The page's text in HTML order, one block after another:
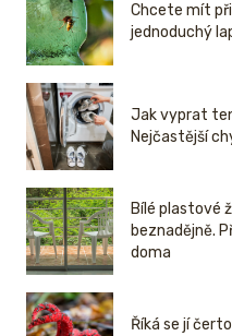
Chcete mít
jednoduchý
Jak vyprat
Nejčastější
Bílé plastové
beznadějně.
doma
Říká se jí